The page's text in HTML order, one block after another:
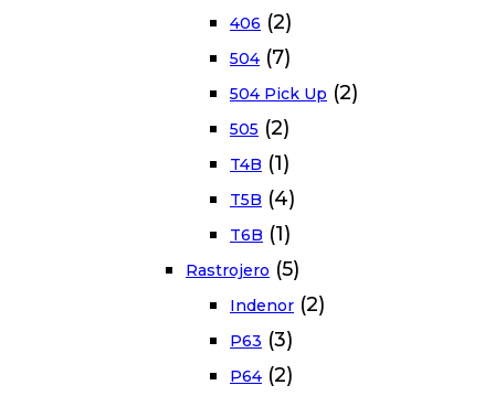
406 (2)
504 (7)
504 Pick Up (2)
505 (2)
T4B (1)
T5B (4)
T6B (1)
Rastrojero (5)
Indenor (2)
P63 (3)
P64 (2)